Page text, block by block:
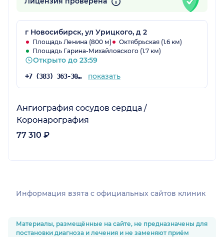
г Новосибирск, ул Урицкого, д 2
Площадь Ленина (800 м)
Октябрьская (1.6 км)
Площадь Гарина-Михайловского (1.7 км)
Открыто до 23:59
+7 (383) 363-30-03 показать
Ангиография сосудов сердца /
Коронарография
77 310 ₽
Информация взята c официальных сайтов клиник
Материалы, размещённые на сайте, не предназначены для
постановки диагноза и лечения и не заменяют приём